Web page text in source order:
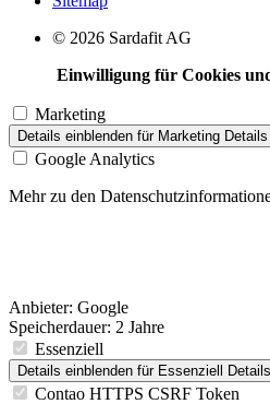
© 2026 Sardafit AG
Einwilligung für Cookies
Marketing
Details einblenden für Marketing
Google Analytics
Mehr zu den
Anbieter: Google
Speicherdauer: 2 Jahre
Essenziell
Details einblenden für Essenziell
Contao HTTPS CSRF Token